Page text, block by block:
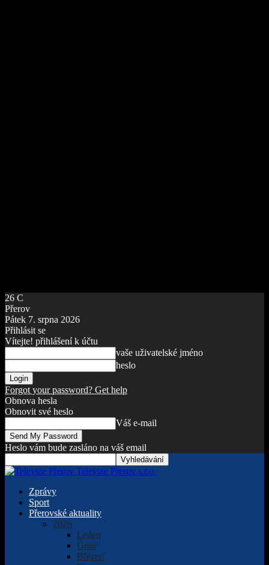
26 C
Přerov
Pátek 7. srpna 2026
Přihlásit se
Vítejte! přihlášení k účtu
vaše uživatelské jméno
heslo
Forgot your password? Get help
Obnova hesla
Obnovit své heslo
Váš e-mail
Heslo vám bude zasláno na váš email
Televize Přerov s.r.o.
Zprávy
Sport
Přerovské aktuality
2026
Leden
Únor
Březen